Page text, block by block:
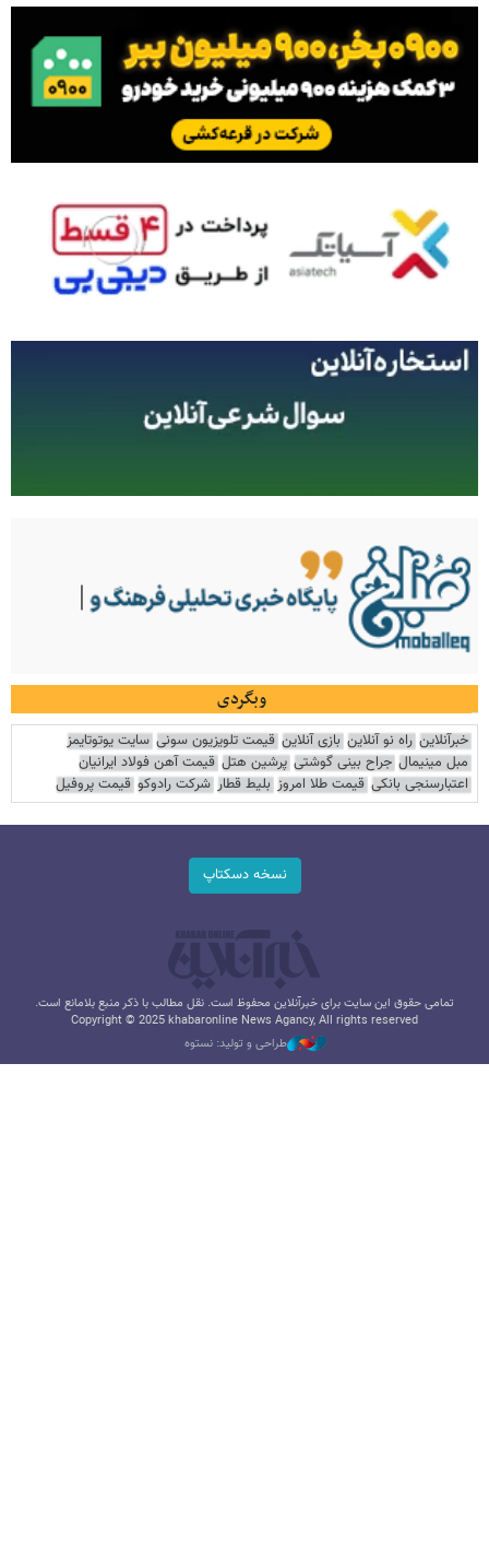
وبگردی
خبرآنلاین راه نو آنلاین بازی آنلاین قیمت تلویزیون سونی سایت یوتوتایمز
مبل مینیمال جراح بینی گوشتی پرشین هتل قیمت آهن فولاد ایرانیان
اعتبارسنجی بانکی قیمت طلا امروز بلیط قطار شرکت رادوکو قیمت پروفیل
نسخه دسکتاپ
تمامی حقوق این سایت برای خبرآنلاین محفوظ است. نقل مطالب با ذکر منبع بلامانع است.
Copyright © 2025 khabaronline News Agancy, All rights reserved
طراحی و تولید: نستوه